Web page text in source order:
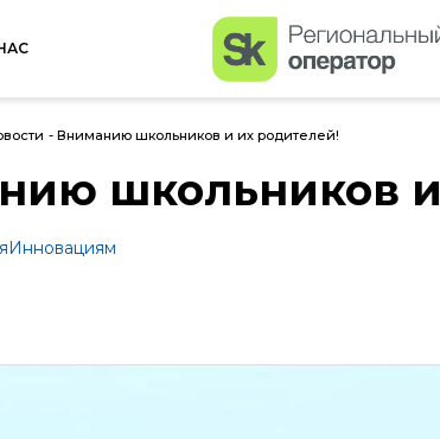
- Вниманию школьников и их родителей!
школьников